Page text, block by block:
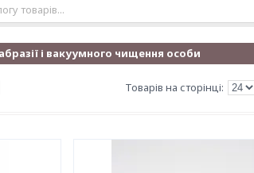
і вакуумного чищення особи